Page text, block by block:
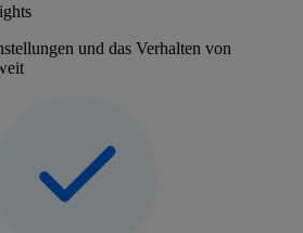
und das Verhalten von